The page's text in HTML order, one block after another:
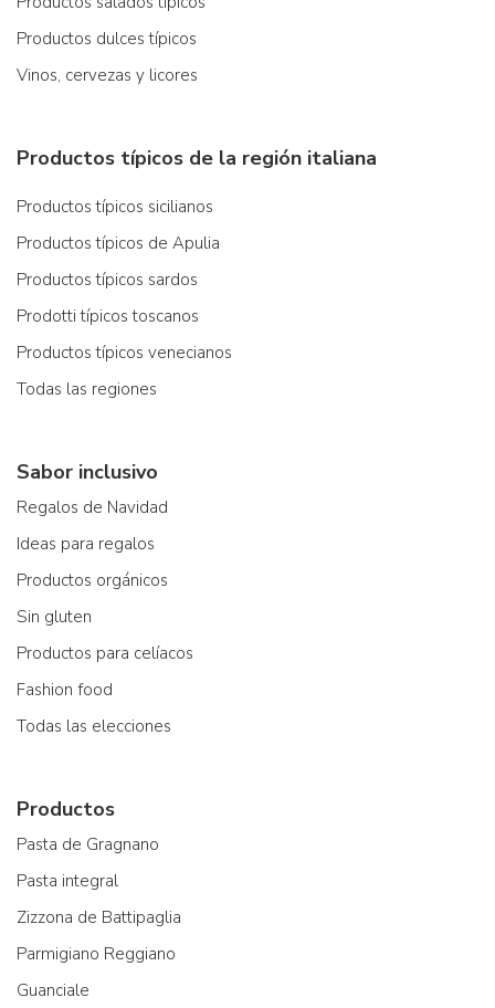
Productos dulces típicos
Vinos, cervezas y licores
Productos típicos de la región italiana
Productos típicos sicilianos
Productos típicos de Apulia
Productos típicos sardos
Prodotti típicos toscanos
Productos típicos venecianos
Todas las regiones
Sabor inclusivo
Regalos de Navidad
Ideas para regalos
Productos orgánicos
Sin gluten
Productos para celíacos
Fashion food
Todas las elecciones
Productos
Pasta de Gragnano
Pasta integral
Zizzona de Battipaglia
Parmigiano Reggiano
Guanciale